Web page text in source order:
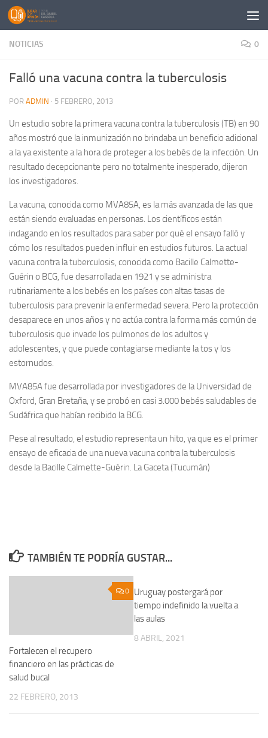
Saltar al contenido
NOTICIAS 0
Falló una vacuna contra la tuberculosis
POR ADMIN · 5 FEBRERO, 2013
Un estudio sobre la primera vacuna contra la tuberculosis (TB) en 90
años mostró que la inmunización no brindaba un beneficio adicional
a la ya existente a la hora de proteger a los bebés de la infección. Un
resultado decepcionante pero no totalmente inesperado, dijeron
los investigadores.
La vacuna, conocida como MVA85A, es la más avanzada de las que
están siendo evaluadas en personas. Los científicos están
indagando en los resultados para saber por qué el ensayo falló y
cómo los resultados pueden influir en estudios futuros. La actual
vacuna contra la tuberculosis, conocida como Bacille Calmette-
Guérin o BCG, fue desarrollada en 1921 y se administra
rutinariamente a los bebés en los países con altas tasas de
tuberculosis para prevenir la enfermedad severa. Pero la protección
desaparece en unos años y no actúa contra la forma más común de
tuberculosis que invade los pulmones de los adultos y
adolescentes, y que puede contagiarse mediante la tos y los
estornudos.
MVA85A fue desarrollada por investigadores de la Universidad de
Oxford, Gran Bretaña, y se probó en casi 3.000 bebés saludables de
Sudáfrica que habían recibido la BCG.
Pese al resultado, el estudio representa un hito, ya que es el primer
ensayo de eficacia de una nueva vacuna contra la tuberculosis
desde la Bacille Calmette-Guérin. La Gaceta (Tucumán)
TAMBIÉN TE PODRÍA GUSTAR...
0
Fortalecen el recupero
financiero en las prácticas de
salud bucal
22 FEBRERO, 2013
Uruguay postergará por
tiempo indefinido la vuelta a
las aulas
8 ABRIL, 2021